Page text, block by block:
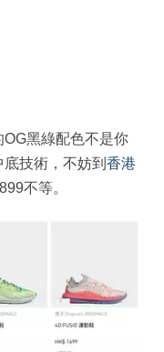
黑綠配色不是你
技術，不妨到 香港
不等。